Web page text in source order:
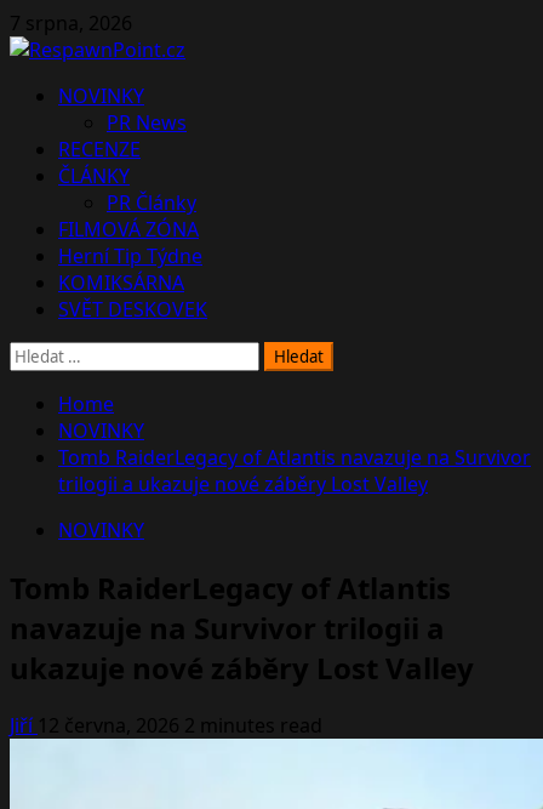
Skip
to
7 srpna, 2026
PrimaryNOVINKY
PR News
RECENZE
ČLÁNKY
PR Články
FILMOVÁ ZÓNA
Herní Tip Týdne
KOMIKSÁRNA
SVĚT DESKOVEK
Vyhledávání
Home
NOVINKY
Tomb RaiderLegacy of Atlantis navazuje na Survivor
trilogii a ukazuje nové záběry Lost Valley
NOVINKY
Tomb RaiderLegacy of Atlantis
navazuje na Survivor trilogii a
ukazuje nové záběry Lost Valley
Jiří 12 června, 2026 2 minutes read